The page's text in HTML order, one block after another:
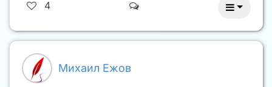
4
Михаил Ежов